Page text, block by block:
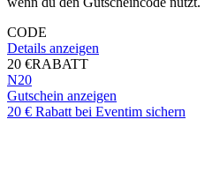
CODE
Details anzeigen
20 €RABATT
N20
Gutschein anzeigen
20 € Rabatt bei Eventim sichern